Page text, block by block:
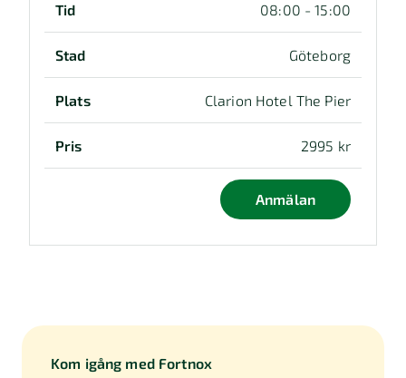
08:00 - 15:00
Göteborg
Clarion Hotel The Pier
2995 kr
Anmälan
Kom igång med Fortnox